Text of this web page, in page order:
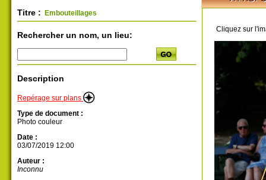
Titre : Embouteillages
Rechercher un nom, un lieu:
Description
Repérage sur plans
Type de document :
Photo couleur
Date :
03/07/2019 12:00
Auteur :
Inconnu
Cliquez sur